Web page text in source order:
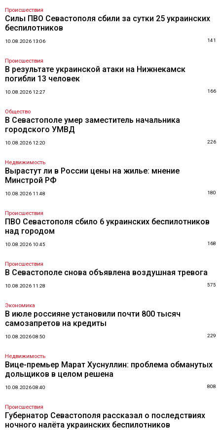
Происшествия
Силы ПВО Севастополя сбили за сутки 25 украинских
беспилотников
10.08.2026 13:06 141
Происшествия
В результате украинской атаки на Нижнекамск
погибли 13 человек
10.08.2026 12:27 166
Общество
В Севастополе умер заместитель начальника
городского УМВД
10.08.2026 12:20 226
Недвижимость
Вырастут ли в России цены на жилье: мнение
Минстрой РФ
10.08.2026 11:48 180
Происшествия
ПВО Севастополя сбило 6 украинских беспилотников
над городом
10.08.2026 10:45 168
Происшествия
В Севастополе снова объявлена воздушная тревога
10.08.2026 11:28 575
Экономика
В июле россияне установили почти 800 тысяч
самозапретов на кредиты
10.08.2026 08:50 229
Недвижимость
Вице-премьер Марат Хуснуллин: проблема обманутых
дольщиков в целом решена
10.08.2026 08:40 808
Происшествия
Губернатор Севастополя рассказал о последствиях
ночного налёта украинских беспилотников